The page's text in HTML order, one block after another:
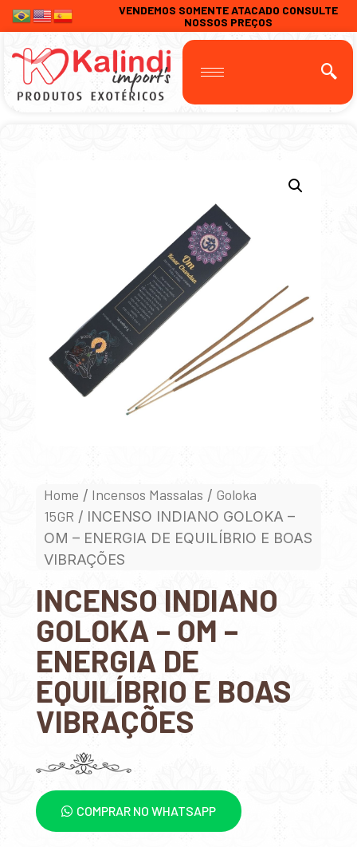
VENDEMOS SOMENTE ATACADO CONSULTE
NOSSOS PREÇOS
Home / Incensos Massalas / Goloka
15GR / INCENSO INDIANO GOLOKA –
OM – ENERGIA DE EQUILÍBRIO E BOAS
VIBRAÇÕES
INCENSO INDIANO
GOLOKA – OM –
ENERGIA DE
EQUILÍBRIO E BOAS
VIBRAÇÕES
COMPRAR NO WHATSAPP